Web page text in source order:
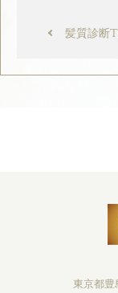
髪質診断
東京都豊